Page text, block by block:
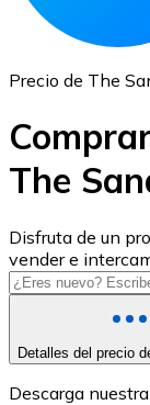
USD Coin
USDC
Precio de The
The
Disfruta de un
vender e
Detalles del precio
Descarga